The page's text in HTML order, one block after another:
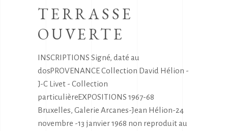
TERRASSE
OUVERTE
INSCRIPTIONS Signé, daté au
dosPROVENANCE Collection David Hélion -
J-C Livet - Collection
particulièreEXPOSITIONS 1967-68
Bruxelles, Galerie Arcanes-Jean Hélion-24
novembre -13 janvier 1968 non reproduit au